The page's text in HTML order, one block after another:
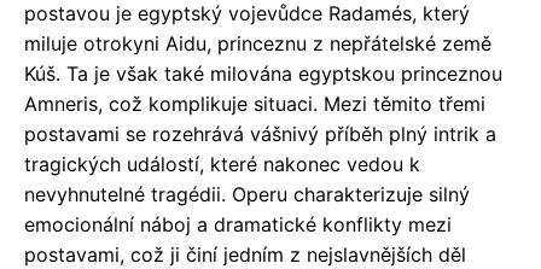
postavou je egyptský vojevůdce Radamés, který
miluje otrokyni Aidu, princeznu z nepřátelské země
Kúš. Ta je však také milována egyptskou princeznou
Amneris, což komplikuje situaci. Mezi těmito třemi
postavami se rozehrává vášnivý příběh plný intrik a
tragických událostí, které nakonec vedou k
nevyhnutelné tragédii. Operu charakterizuje silný
emocionální náboj a dramatické konflikty mezi
postavami, což ji činí jedním z nejslavnějších děl